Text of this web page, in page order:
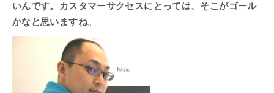
いんです。カスタマーサクセスにとっては、そこがゴール
かなと思いますね。